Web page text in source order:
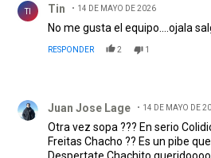
TI Tin 14 DE MAYO DE 2026
No me gusta el equipo....ojala
RESPONDER 2 1
Juan Jose Lage 14 DE MAYO DE
Otra vez sopa ??? En serio
Freitas Chacho ?? Es un pibe